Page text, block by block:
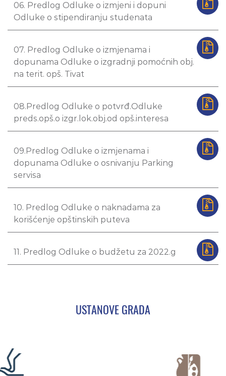
06. Predlog Odluke o izmjeni i dopuni
Odluke o stipendiranju studenata
07. Predlog Odluke o izmjenama i
dopunama Odluke o izgradnji pomoćnih obj.
na terit. opš. Tivat
08.Predlog Odluke o potvrđ.Odluke
preds.opš.o izgr.lok.obj.od opš.interesa
09.Predlog Odluke o izmjenama i
dopunama Odluke o osnivanju Parking
servisa
10. Predlog Odluke o naknadama za
korišćenje opštinskih puteva
11. Predlog Odluke o budžetu za 2022.g
USTANOVE GRADA